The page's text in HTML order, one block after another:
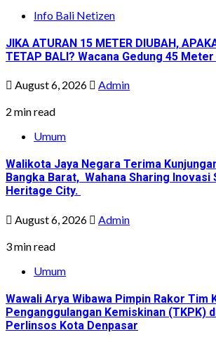
Info Bali Netizen
JIKA ATURAN 15 METER DIUBAH,
TETAP BALI? Wacana Gedung 45
August 6, 2026
Admin
2 min read
Umum
Walikota Jaya Negara Terima
Bangka Barat, Wahana Sharing Inovasi
Heritage City.
August 6, 2026
Admin
3 min read
Umum
Wawali Arya Wibawa Pimpin Rakor Tim
Penganggulangan Kemiskinan (TKPK)
Perlinsos Kota Denpasar